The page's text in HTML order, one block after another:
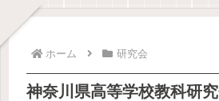
ホーム 研究会
神奈川県高等学校教科研